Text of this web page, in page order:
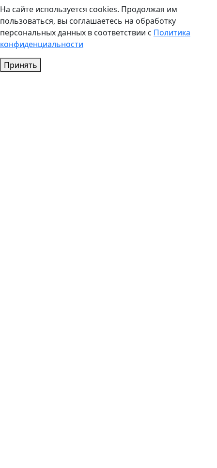
На сайте используется cookies. Продолжая им
пользоваться, вы соглашаетесь на обработку
персональных данных в соответствии с Политика
конфиденциальности
Принять